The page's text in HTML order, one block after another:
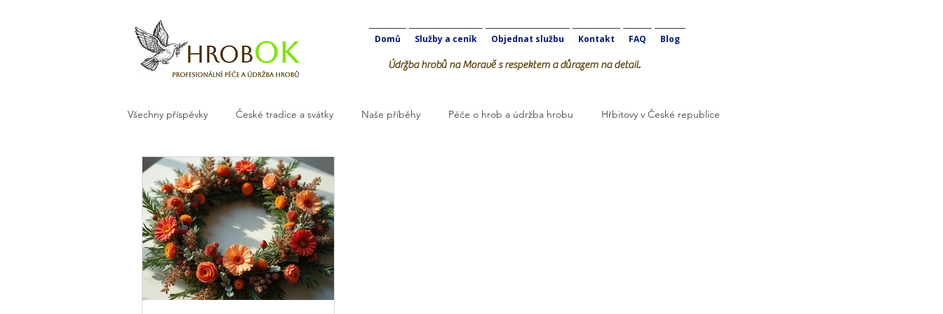
Domů Služby a ceník Objednat službu Kontakt FAQ Blog
Údržba hrobů na Moravě s respektem a důrazem na detail.
Všechny příspěvky České tradice a svátky Naše příběhy Péče o hrob a údržba hrobu Hřbitovy v České republice
Květiny a dekorace na hrob HrobOK